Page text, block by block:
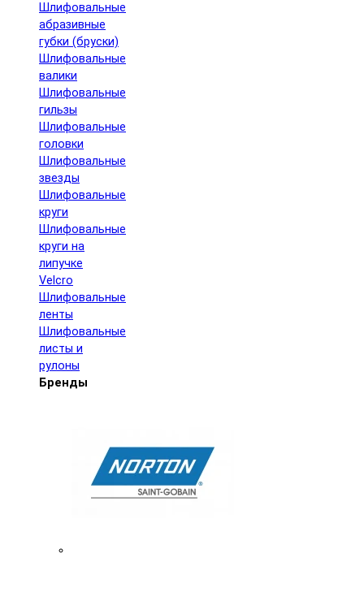
Шлифовальные
абразивные
губки (бруски)
Шлифовальные
валики
Шлифовальные
гильзы
Шлифовальные
головки
Шлифовальные
звезды
Шлифовальные
круги
Шлифовальные
круги на
липучке
Velcro
Шлифовальные
ленты
Шлифовальные
листы и
рулоны
Бренды